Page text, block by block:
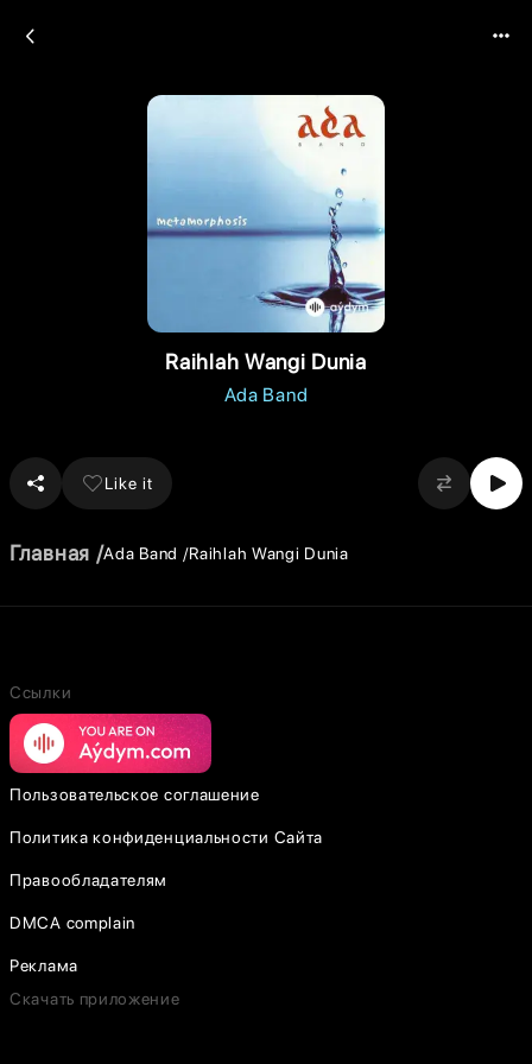
Raihlah Wangi Dunia
Ada Band
Like it
Главная Ada Band Raihlah Wangi Dunia
Ссылки
Пользовательское соглашение
Политика конфиденциальности Сайта
Правообладателям
DMCA complain
Реклама
Скачать приложение